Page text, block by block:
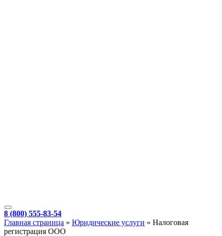
8 (800) 555-83-54
Главная страница » Юридические услуги » Налоговая
регистрация ООО